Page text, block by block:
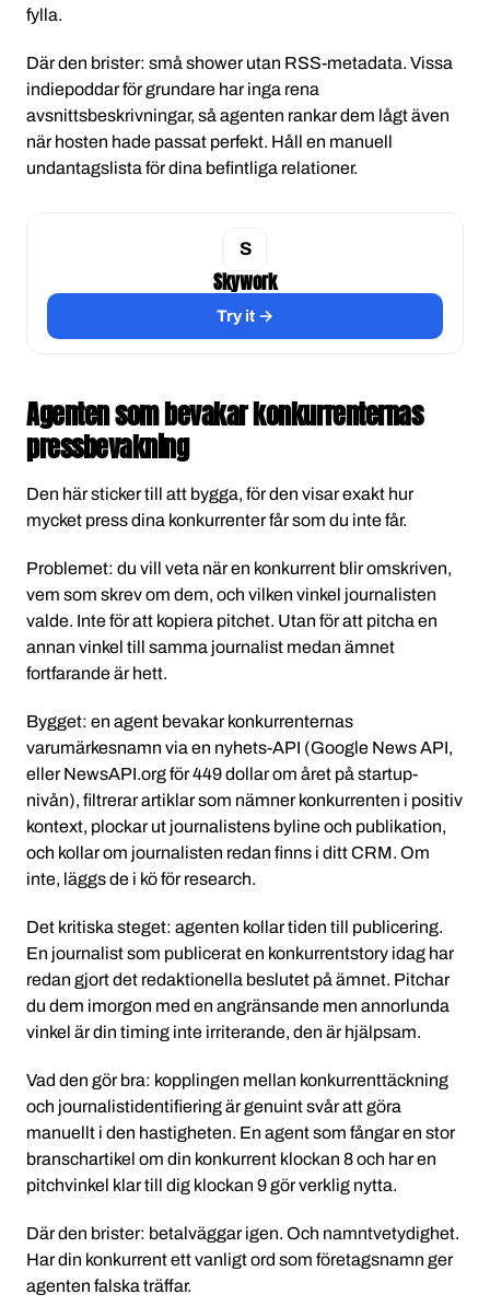
fylla.
Där den brister: små shower utan RSS-metadata. Vissa
indiepoddar för grundare har inga rena
avsnittsbeskrivningar, så agenten rankar dem lågt även
när hosten hade passat perfekt. Håll en manuell
undantagslista för dina befintliga relationer.
Skywork
Try it →
Agenten som bevakar konkurrenternas
pressbevakning
Den här sticker till att bygga, för den visar exakt hur
mycket press dina konkurrenter får som du inte får.
Problemet: du vill veta när en konkurrent blir omskriven,
vem som skrev om dem, och vilken vinkel journalisten
valde. Inte för att kopiera pitchet. Utan för att pitcha en
annan vinkel till samma journalist medan ämnet
fortfarande är hett.
Bygget: en agent bevakar konkurrenternas
varumärkesnamn via en nyhets-API (Google News API,
eller NewsAPI.org för 449 dollar om året på startup-
nivån), filtrerar artiklar som nämner konkurrenten i positiv
kontext, plockar ut journalistens byline och publikation,
och kollar om journalisten redan finns i ditt CRM. Om
inte, läggs de i kö för research.
Det kritiska steget: agenten kollar tiden till publicering.
En journalist som publicerat en konkurrentstory idag har
redan gjort det redaktionella beslutet på ämnet. Pitchar
du dem imorgon med en angränsande men annorlunda
vinkel är din timing inte irriterande, den är hjälpsam.
Vad den gör bra: kopplingen mellan konkurrenttäckning
och journalistidentifiering är genuint svår att göra
manuellt i den hastigheten. En agent som fångar en stor
branschartikel om din konkurrent klockan 8 och har en
pitchvinkel klar till dig klockan 9 gör verklig nytta.
Där den brister: betalväggar igen. Och namntvetydighet.
Har din konkurrent ett vanligt ord som företagsnamn ger
agenten falska träffar.